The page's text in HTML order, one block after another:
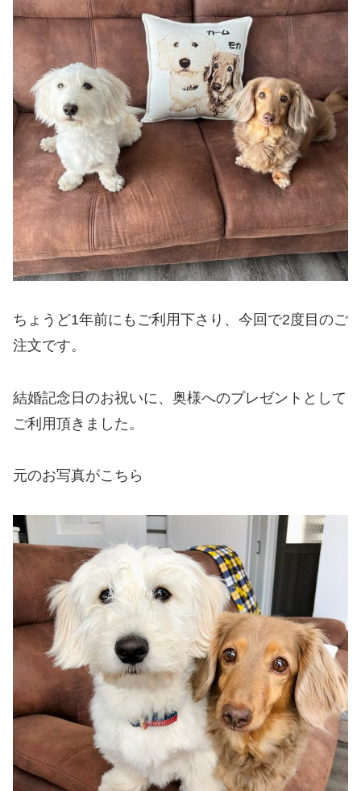
ちょうど1年前にもご利用下さり、今回で2度目のご
注文です。
結婚記念日のお祝いに、奥様へのプレゼントとして
ご利用頂きました。
元のお写真がこちら